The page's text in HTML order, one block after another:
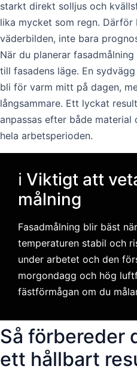
starkt direkt solljus och
lika mycket som regn. Därför
väderbilden, inte bara
När du planerar
till fasadens läge. En
bli för varm mitt på dagen,
långsammare. Ett lyckat
anpassas efter både
hela arbetsperioden.
ℹ️ Viktigt att
målning
Fasadmålning blir bäst
temperaturen stabil och
under arbetet och den
morgondagg och hög
fästförmågan om du
Så förbereder
ett hållbart